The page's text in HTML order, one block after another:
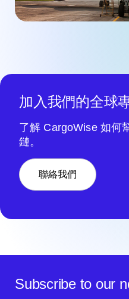
加入我們的全球
了解 CargoWise 如何
鏈。
聯絡我們
Subscribe to our